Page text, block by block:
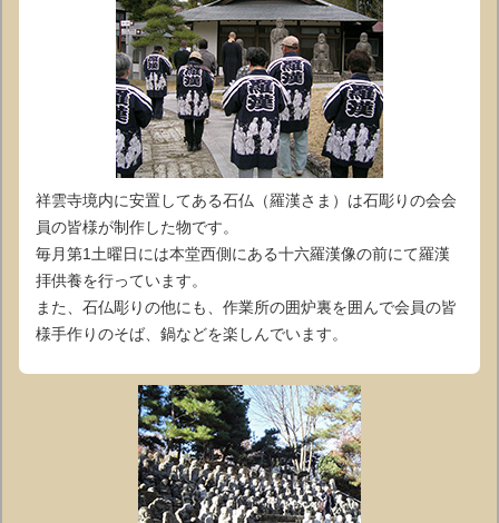
祥雲寺境内に安置してある石仏（羅漢さま）は石彫りの会会
員の皆様が制作した物です。
毎月第1土曜日には本堂西側にある十六羅漢像の前にて羅漢
拝供養を行っています。
また、石仏彫りの他にも、作業所の囲炉裏を囲んで会員の皆
様手作りのそば、鍋などを楽しんでいます。